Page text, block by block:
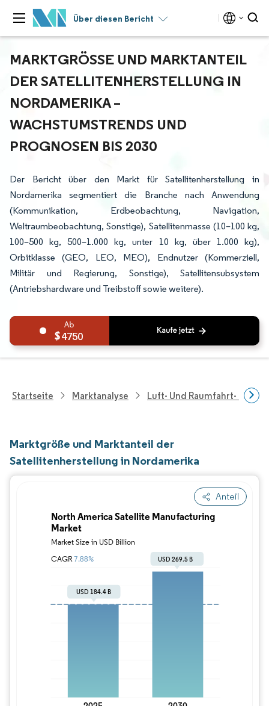
Über diesen Bericht
MARKTGRÖSSE UND MARKTANTEIL D
ER SATELLITENHERSTELLUNG IN N
ORDAMERIKA – W
ACHSTUMSTRENDS UND P
ROGNOSEN BIS 2030
Der Bericht über den Markt für Satellitenherstellung in
Nordamerika segmentiert die Branche nach Anwendung
(Kommunikation, Erdbeobachtung, Navigation,
Weltraumbeobachtung, Sonstige), Satellitenmasse (10–100 kg,
100–500 kg, 500–1.000 kg, unter 10 kg, über 1.000 kg),
Orbitklasse (GEO, LEO, MEO), Endnutzer (Kommerziell,
Militär und Regierung, Sonstige), Satellitensubsystem
(Antriebshardware und Treibstoff sowie weitere).
4750
Startseite Marktanalyse Luft- Und Raumfahrt- Und
Marktgröße und Marktanteil der
Satellitenherstellung in Nordamerika
Anteil